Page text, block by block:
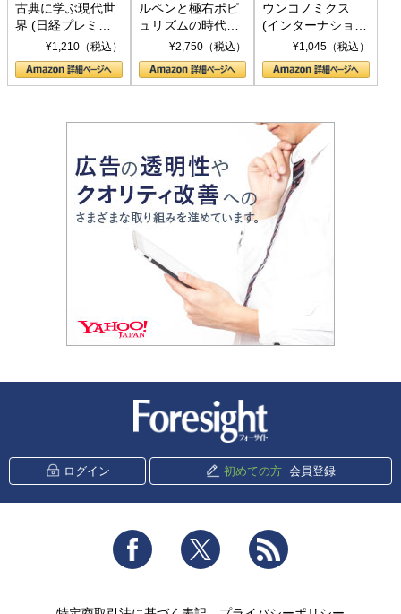
古典に学ぶ現代世
界 (日経プレミア
シリーズ)¥1,210（税込）
ルペンと極右ポピ
ュリズムの時代：
〈ヤヌス〉の二つ
の顔
¥2,750（税込）
ウンコノミクス
(インターナショナ
ル新書)¥1,045（税込）
ログイン 初めての方 会員登録
Facebook Twitter